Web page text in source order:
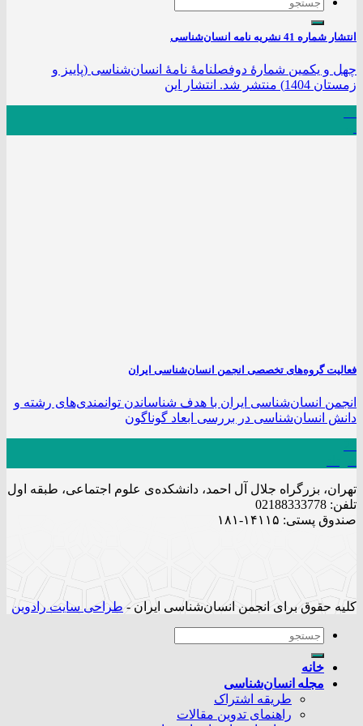
انتشار شماره 41 نشریه نامه انسان‌شناسی
چهل و یکمین شمارۀ دوفصلنامۀ نامۀ انسان‌شناسی (پاییز و
زمستان 1404) منتشر شد. انتشار این
فعالیت گروه‌های تخصصی انجمن انسان‌شناسی ایران
انجمن انسان‌شناسی ایران با هدف شناساندن توانمندی‌های رشته و
دانش انسان‌شناسی در بررسی ابعاد گوناگون
تهران، بزرگراه جلال آل احمد، دانشکده‌ی علوم اجتماعی، طبقه اول
تلفن: 02188333778
صندوق پستی: ۱۴۱۱۵-۱۸۱
کلیه حقوق برای انجمن انسان‌شناسی ایران - طراحی سایت رادوین
خانه
مجله انسان‌شناسی
طریقه اشتراک
راهنمای تدوین مقالات